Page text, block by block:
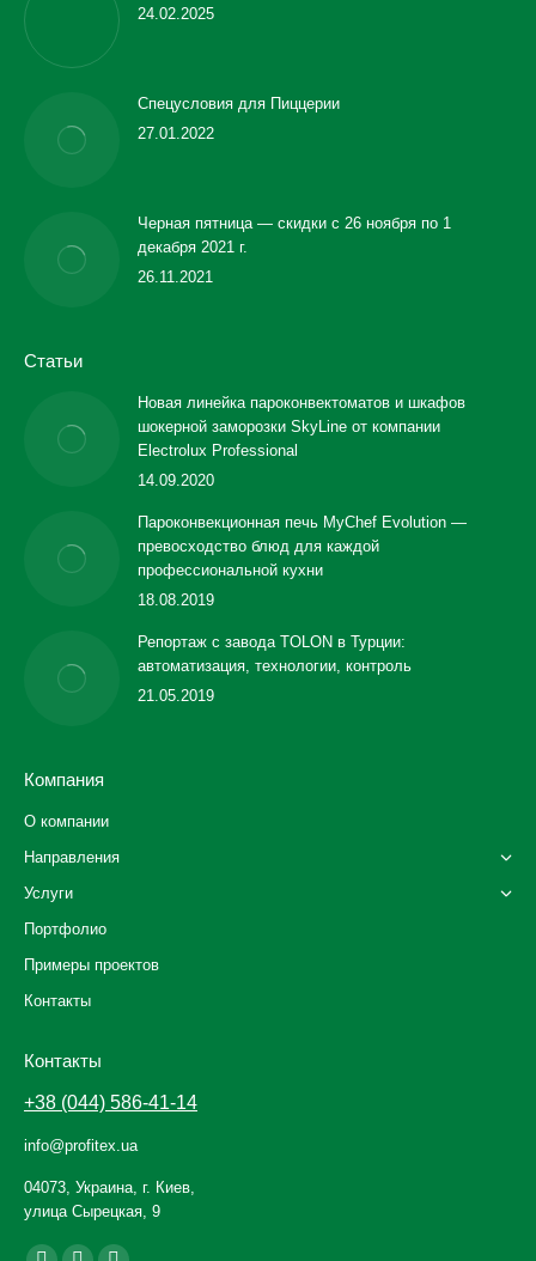
24.02.2025
Спецусловия для Пиццерии
27.01.2022
Черная пятница — скидки с 26 ноября по 1
декабря 2021 г.
26.11.2021
Статьи
Новая линейка пароконвектоматов и шкафов
шокерной заморозки SkyLine от компании
Electrolux Professional
14.09.2020
Пароконвекционная печь MyChef Evolution —
превосходство блюд для каждой
профессиональной кухни
18.08.2019
Репортаж с завода TOLON в Турции:
автоматизация, технологии, контроль
21.05.2019
Компания
О компании
Направления
Услуги
Портфолио
Примеры проектов
Контакты
Контакты
+38 (044) 586-41-14
info@profitex.ua
04073, Украина, г. Киев,
улица Сырецкая, 9
Ищите нас: